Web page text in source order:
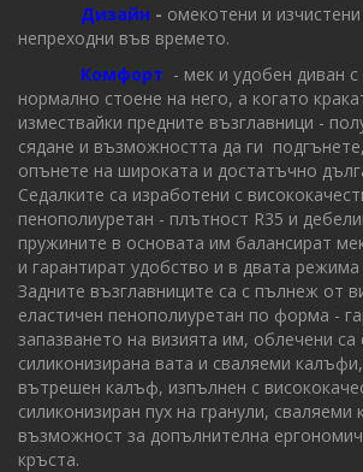
Дизайн - омекотени и
непреходни във времето.
Комфорт - мек и удобен диван
нормално стоене на него, а когато
измествайки предните възглавници -
сядане и възможността да ги
опънете на широката и достатъчно
Седалките са изработени с
пенополиуретан - плътност R35 и
пружините в основата им балансират
и гарантират удобство и в двата режима
Задните възглавниците са с пълнеж от
еластичен пенополиуретан по форма -
запазването на визията им, облечени са
силиконизирана вата и сваляеми
вътрешен калъф, изпълнен с
силиконизиран пух на гранули,
възможност за допълнителна
кръста.